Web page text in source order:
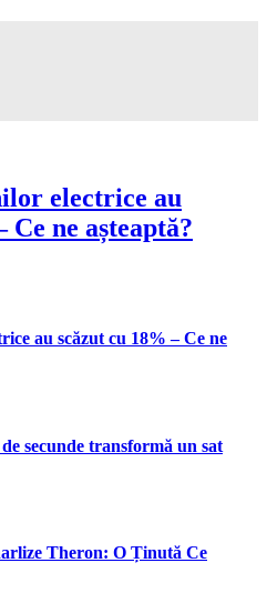
electrice au
Ce ne așteaptă?
au scăzut cu 18% – Ce ne
secunde transformă un sat
Theron: O Ținută Ce